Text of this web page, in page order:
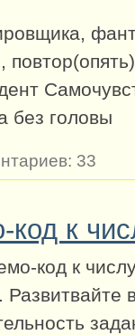
без головы
33
к
код к
Развитвайте